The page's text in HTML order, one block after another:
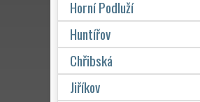
Horní Podluží
Huntířov
Chřibská
Jiříkov